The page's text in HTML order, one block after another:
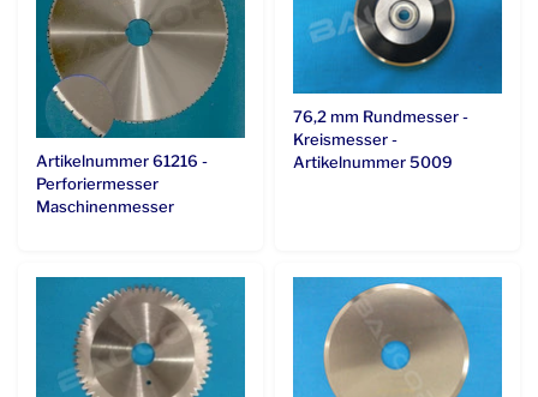
Artikelnummer 61216 -
Perforiermesser
Maschinenmesser
76,2 mm Rundmesser -
Kreismesser -
Artikelnummer 5009